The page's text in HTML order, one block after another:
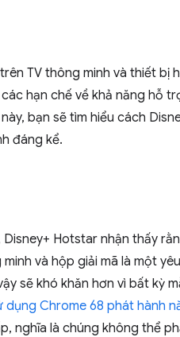
trên TV thông minh và thiết bị
hạn chế về khả năng hỗ
bạn sẽ tìm hiểu cách
đáng kể.
Hotstar nhận thấy
và hộp giải mã là một
sẽ khó khăn hơn vì bất kỳ
dụng Chrome 68 phát hành
nghĩa là chúng không thể